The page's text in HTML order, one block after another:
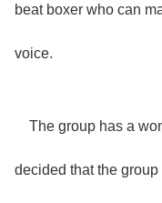
beat boxer who can
voice.
The group has a
decided that the